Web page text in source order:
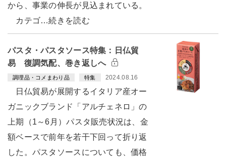
から、事業の伸長が見込まれている。
カテゴ…続きを読む
パスタ・パスタソース特集：日仏貿
易 復調気配、巻き返しへ
調理品・コメまわり品 特集 2024.08.16
日仏貿易が展開するイタリア産オー
ガニックブランド「アルチェネロ」の
上期（1～6月）パスタ販売状況は、金
額ベースで前年を若干下回って折り返
した。パスタソースについても、価格